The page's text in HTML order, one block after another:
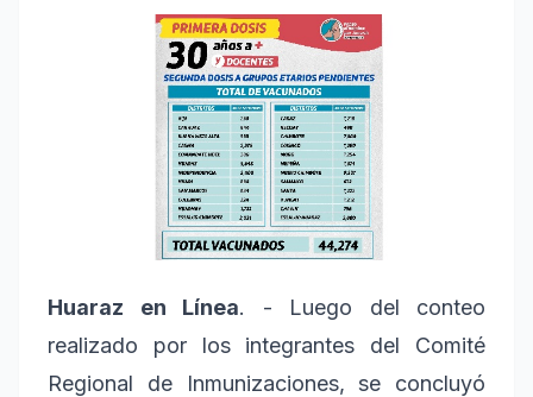
Huaraz en Línea. - Luego del conteo
realizado por los integrantes del Comité
Regional de Inmunizaciones, se concluyó